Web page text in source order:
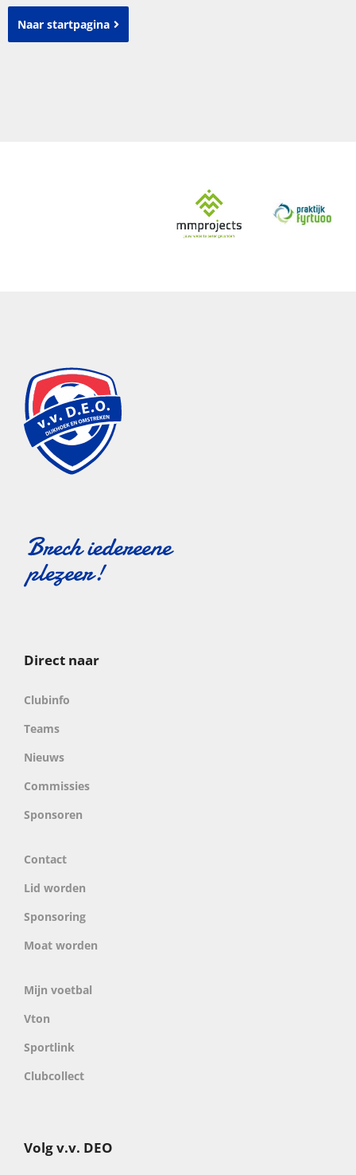
Naar startpagina
Direct naar
Clubinfo
Teams
Nieuws
Commissies
Sponsoren
Contact
Lid worden
Sponsoring
Moat worden
Mijn voetbal
Vton
Sportlink
Clubcollect
Volg v.v. DEO